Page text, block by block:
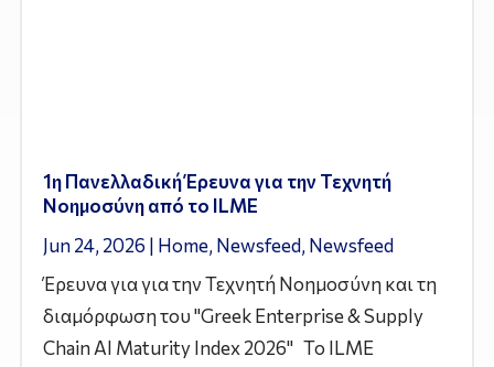
1η Πανελλαδική Έρευνα για την Τεχνητή
Νοημοσύνη από το ILME
Jun 24, 2026 | Home, Newsfeed, Newsfeed
Έρευνα για για την Τεχνητή Νοημοσύνη και τη
διαμόρφωση του "Greek Enterprise & Supply
Chain AI Maturity Index 2026" Το ILME